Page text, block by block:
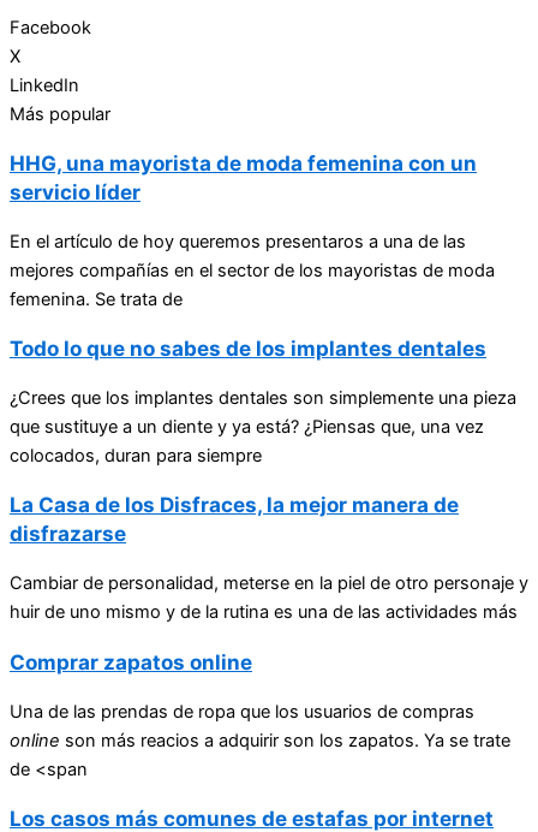
Facebook
X
LinkedIn
Más popular
HHG, una mayorista de moda femenina con un
servicio líder
En el artículo de hoy queremos presentaros a una de las
mejores compañías en el sector de los mayoristas de moda
femenina. Se trata de
Todo lo que no sabes de los implantes dentales
¿Crees que los implantes dentales son simplemente una pieza
que sustituye a un diente y ya está? ¿Piensas que, una vez
colocados, duran para siempre
La Casa de los Disfraces, la mejor manera de
disfrazarse
Cambiar de personalidad, meterse en la piel de otro personaje y
huir de uno mismo y de la rutina es una de las actividades más
Comprar zapatos online
Una de las prendas de ropa que los usuarios de compras
online son más reacios a adquirir son los zapatos. Ya se trate
de <span
Los casos más comunes de estafas por internet